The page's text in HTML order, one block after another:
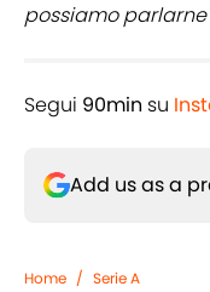
possiamo parlarne"
Segui 90min su
Add us as a
Home / Serie A